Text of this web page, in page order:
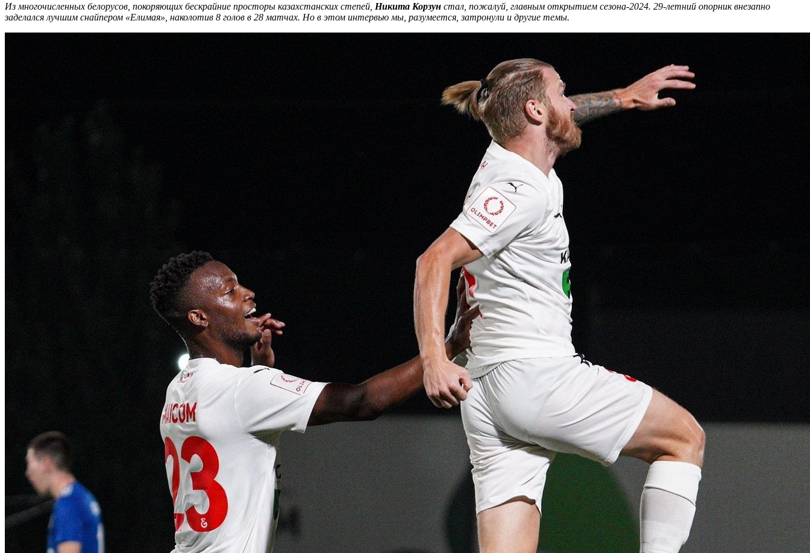
Из многочисленных белорусов, покоряющих бескрайние просторы казахстанских степей, Никита Корзун стал, пожалуй, главным открытием сезона-2024. 29-летний опорник внезапно
заделался лучшим снайпером «Елимая», наколотив 8 голов в 28 матчах. Но в этом интервью мы, разумеется, затронули и другие темы.